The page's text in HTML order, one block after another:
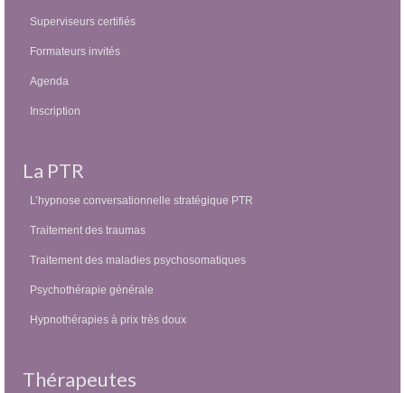
Superviseurs certifiés
Formateurs invités
Agenda
Inscription
La PTR
L’hypnose conversationnelle stratégique PTR
Traitement des traumas
Traitement des maladies psychosomatiques
Psychothérapie générale
Hypnothérapies à prix très doux
Thérapeutes